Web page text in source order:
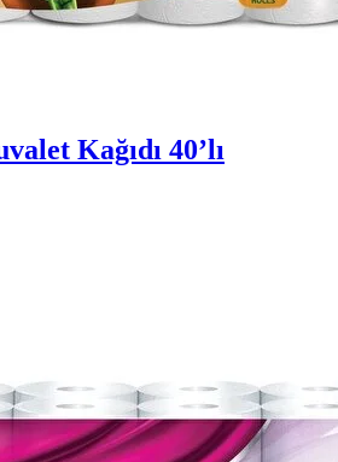
Kağıdı 40’lı